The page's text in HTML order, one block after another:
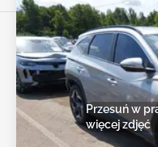
Przesuń w
więcej zdjęć